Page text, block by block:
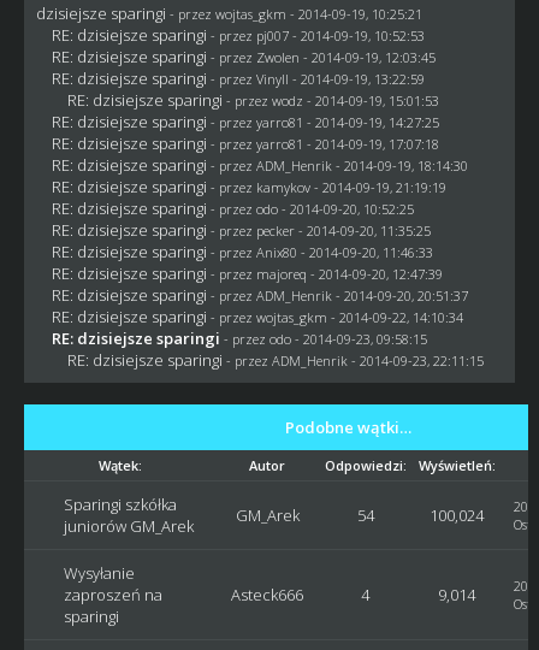
dzisiejsze sparingi - przez wojtas_gkm - 2014-09-19, 10:25:21
RE: dzisiejsze sparingi - przez pj007- 2014-09-19, 10:52:53
RE: dzisiejsze sparingi - przez Zwolen - 2014-09-19, 12:03:45
RE: dzisiejsze sparingi - przez Vinyll - 2014-09-19, 13:22:59
RE: dzisiejsze sparingi - przez wodz - 2014-09-19, 15:01:53
RE: dzisiejsze sparingi - przez yarro81 - 2014-09-19, 14:27:25
RE: dzisiejsze sparingi - przez yarro81 - 2014-09-19, 17:07:18
RE: dzisiejsze sparingi - przez ADM_Henrik - 2014-09-19, 18:14:30
RE: dzisiejsze sparingi - przez kamykov- 2014-09-19, 21:19:19
RE: dzisiejsze sparingi - przez odo- 2014-09-20, 10:52:25
RE: dzisiejsze sparingi - przez pecker- 2014-09-20, 11:35:25
RE: dzisiejsze sparingi - przez Anix80 - 2014-09-20, 11:46:33
RE: dzisiejsze sparingi - przez majoreq - 2014-09-20, 12:47:39
RE: dzisiejsze sparingi - przez ADM_Henrik - 2014-09-20, 20:51:37
RE: dzisiejsze sparingi - przez wojtas_gkm - 2014-09-22, 14:10:34
RE: dzisiejsze sparingi - przez odo- 2014-09-23, 09:58:15
RE: dzisiejsze sparingi - przez ADM_Henrik - 2014-09-23, 22:11:15
Podobne wątki…
Wątek: Autor Odpowiedzi: Wyświetleń:
Sparingi szkółka
juniorów GM_Arek
GM_Arek 54 100,024
Wysyłanie
zaproszeń na
sparingi
Asteck666 4 9,014